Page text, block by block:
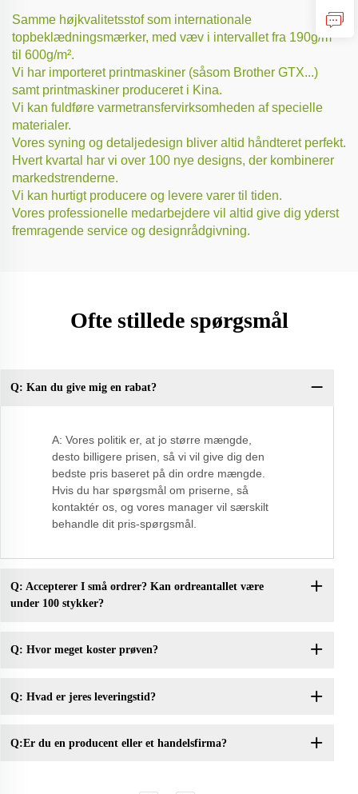
Samme højkvalitetsstof som internationale
topbeklædningsmærker, med væv i intervallet fra 190g/m²
til 600g/m².
Vi har importeret printmaskiner (såsom Brother GTX...)
samt printmaskiner produceret i Kina.
Vi kan fuldføre varmetransfervirksomheden af specielle
materialer.
Vores syning og detaljedesign bliver altid håndteret perfekt.
Hvert kvartal har vi over 100 nye designs, der kombinerer
markedstrenderne.
Vi kan hurtigt producere og levere varer til tiden.
Vores professionelle medarbejdere vil altid give dig yderst
fremragende service og designrådgivning.
Ofte stillede spørgsmål
Q: Kan du give mig en rabat?
A: Vores politik er, at jo større mængde,
desto billigere prisen, så vi vil give dig den
bedste pris baseret på din ordre mængde.
Hvis du har spørgsmål om priserne, så
kontaktér os, og vores manager vil særskilt
behandle dit pris-spørgsmål.
Q: Accepterer I små ordrer? Kan ordreantallet være
under 100 stykker?
Q: Hvor meget koster prøven?
Q: Hvad er jeres leveringstid?
Q:Er du en producent eller et handelsfirma?